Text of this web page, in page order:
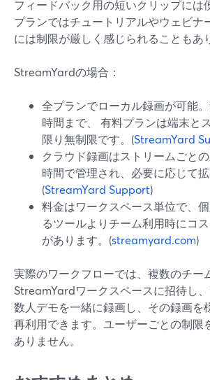
フィードバック用の短いクリップには
プランではチュートリアルやウェビナ
には制限が厳しく感じられることもあ
StreamYardの場合：
全プランでローカル録画が可能
時間まで、 有料プランは端末と
限り無制限です。(StreamYard
クラウド録画はストリームごと
時間で管理され、必要に応じて拡
(StreamYard Support)
料金はワークスペース単位で、
るツールよりチーム利用時にコ
があります。(streamyard.com)
実際のワークフローでは、複数のチー
StreamYardワークスペースに招待し
数人デモを一緒に録画し、その録画を
再利用できます。ユーザーごとの制限
ありません。